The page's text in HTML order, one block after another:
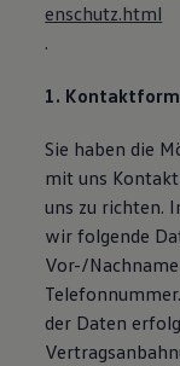
enschutz.html
.
1.
Sie haben die
mit uns
uns zu richten.
wir folgende
Vor-/
der Daten